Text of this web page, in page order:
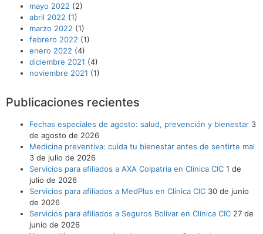
mayo 2022 (2)
abril 2022 (1)
marzo 2022 (1)
febrero 2022 (1)
enero 2022 (4)
diciembre 2021 (4)
noviembre 2021 (1)
Publicaciones recientes
Fechas especiales de agosto: salud, prevención y bienestar 3
de agosto de 2026
Medicina preventiva: cuida tu bienestar antes de sentirte mal
3 de julio de 2026
Servicios para afiliados a AXA Colpatria en Clínica CIC 1 de
julio de 2026
Servicios para afiliados a MedPlus en Clínica CIC 30 de junio
de 2026
Servicios para afiliados a Seguros Bolívar en Clínica CIC 27 de
junio de 2026